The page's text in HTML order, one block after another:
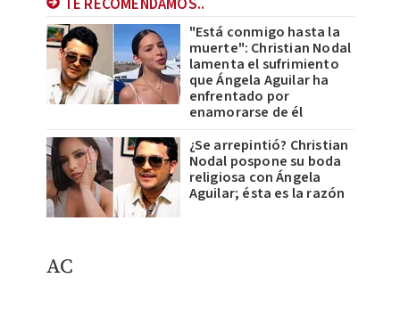
"Está conmigo hasta la
muerte": Christian Nodal
lamenta el sufrimiento
que Ángela Aguilar ha
enfrentado por
enamorarse de él
¿Se arrepintió? Christian
Nodal pospone su boda
religiosa con Ángela
Aguilar; ésta es la razón
AC